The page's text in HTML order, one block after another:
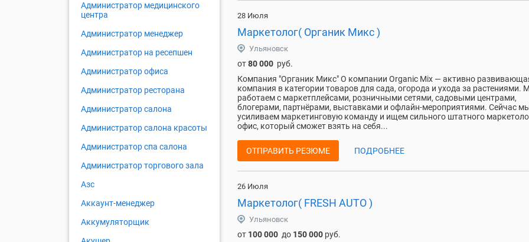
28 Июля
Маркетолог( Органик Микс )
Ульяновск
от80 000 руб.
Компания "Органик Микс" О компании Organic Mix — активно
компания в категории товаров для сада, огорода и ухода за растениями.
работаем с маркетплейсами, розничными сетями, садовыми центрами,
блогерами, партнёрами, выставками и офлайн-мероприятиями. Сейчас
усиливаем маркетинговую команду и ищем сильного штатного
офис, который сможет взять на себя...
ОТПРАВИТЬ РЕЗЮМЕ ПОДРОБНЕЕ
26 Июля
Маркетолог( FRESH AUTO )
Ульяновск
от 100 000 до 150 000 руб.
Администратор медицинского
центра
Администратор менеджер
Администратор на ресепшен
Администратор офиса
Администратор ресторана
Администратор салона
Администратор салона красоты
Администратор спа салона
Администратор торгового зала
Азс
Аккаунт-менеджер
Аккумуляторщик